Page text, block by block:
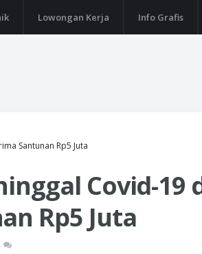
Lowongan Kerja Info Grafis
Santunan Rp5 Juta
Covid-19
Rp5 Juta